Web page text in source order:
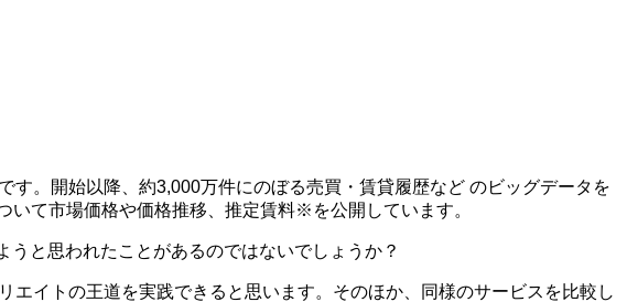
す。開始以降、約3,000万件にのぼる売買・賃貸履歴など のビッグデータを
て市場価格や価格推移、推定賃料※を公開しています。
と思われたことがあるのではないでしょうか？
イトの王道を実践できると思います。そのほか、同様のサービスを比較し